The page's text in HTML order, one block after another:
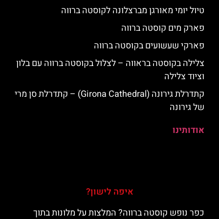
טיול יומי מאורגן מברצלונה לקוסטה ברווה
פארק מים קוסטה ברווה
פארקי שעשועים בקוסטה ברווה
צלילה בקוסטה בראווה – לצלול בקוסטה ברווה עם בלון
וציוד צלילה
קתדרלת גירונה (Girona Cathedral) – קתדרלת סן מרי
של גירונה
אודותינו
איפה לישון?
כפר נופש קוסטה ברווה? המלצות על מלונות בתוך